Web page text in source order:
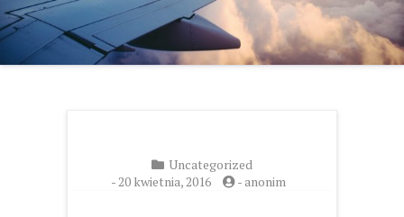
Uncategorized
-20 kwietnia, 2016 -anonim